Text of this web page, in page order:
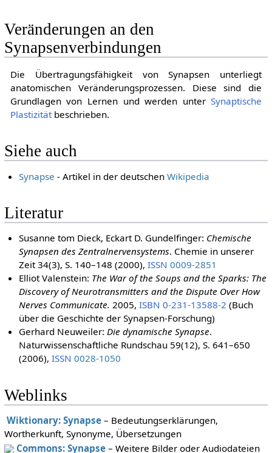
Veränderungen an den
Synapsenverbindungen
Die Übertragungsfähigkeit von Synapsen unterliegt
anatomischen Veränderungsprozessen. Diese sind die
Grundlagen von Lernen und werden unterSynaptische
Plastizitätbeschrieben.
Siehe auch
Synapse - Artikel in der deutschenWikipedia
Literatur
Susanne tom Dieck, Eckart D. Gundelfinger: Chemische
Synapsen des Zentralnervensystems. Chemie in unserer
Zeit 34(3), S. 140–148 (2000),ISSN 0009-2851
Elliot Valenstein: The War of the Soups and the Sparks: The
Discovery of Neurotransmitters and the Dispute Over How
Nerves Communicate. 2005,ISBN 0-231-13588-2 (Buch
über die Geschichte der Synapsen-Forschung)
Gerhard Neuweiler:Die dynamische Synapse.
Naturwissenschaftliche Rundschau 59(12), S. 641–650
(2006),ISSN 0028-1050
Weblinks
Wiktionary: Synapse– Bedeutungserklärungen,
Wortherkunft, Synonyme, Übersetzungen
Commons: Synapse– Weitere Bilder oder Audiodateien